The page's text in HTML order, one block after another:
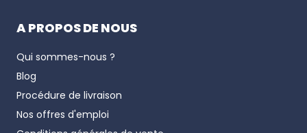
A PROPOS DE NOUS
Qui sommes-nous ?
Blog
Procédure de livraison
Nos offres d'emploi